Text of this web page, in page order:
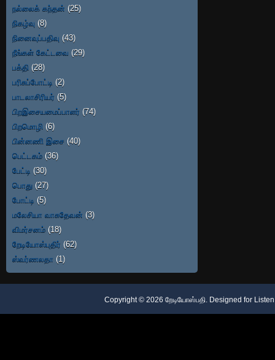
நல்லைக் கந்தன் (25)
நிகழ்வு (8)
நினைவுப்பதிவு (43)
நீங்கள் கேட்டவை (29)
பக்தி (28)
பரிசுப்போட்டி (2)
பாடலாசிரியர் (5)
பிறஇசையமைப்பாளர் (74)
பிறமொழி (6)
பின்னணி இசை (40)
பெட்டகம் (36)
பேட்டி (30)
பொது (27)
போட்டி (5)
மலேசியா வாசுதேவன் (3)
விமர்சனம் (18)
றேடியோஸ்புதிர் (62)
ஸ்வர்ணலதா (1)
Copyright © 2026 றேடியோஸ்பதி . Designed for